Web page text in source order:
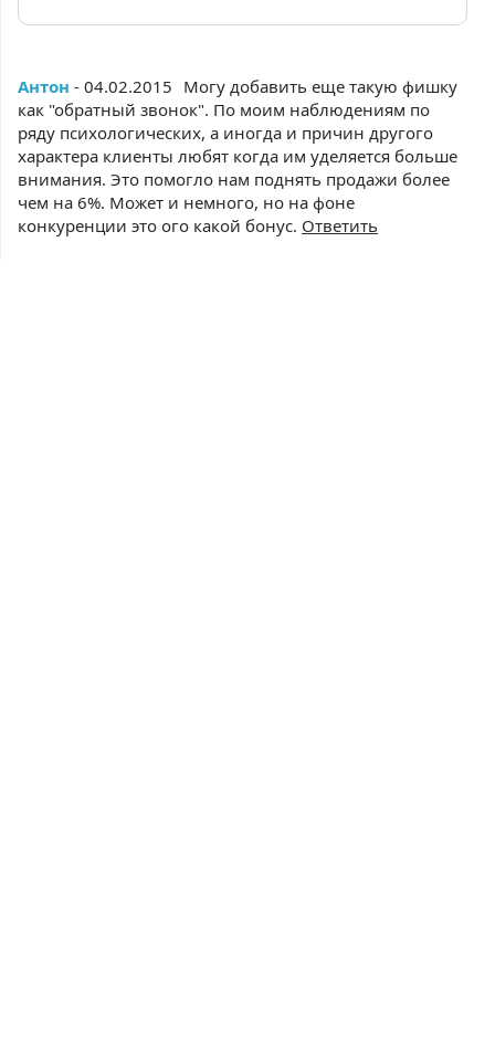
Антон - 04.02.2015 Могу добавить еще такую фишку
как "обратный звонок". По моим наблюдениям по
ряду психологических, а иногда и причин другого
характера клиенты любят когда им уделяется больше
внимания. Это помогло нам поднять продажи более
чем на 6%. Может и немного, но на фоне
конкуренции это ого какой бонус. Ответить